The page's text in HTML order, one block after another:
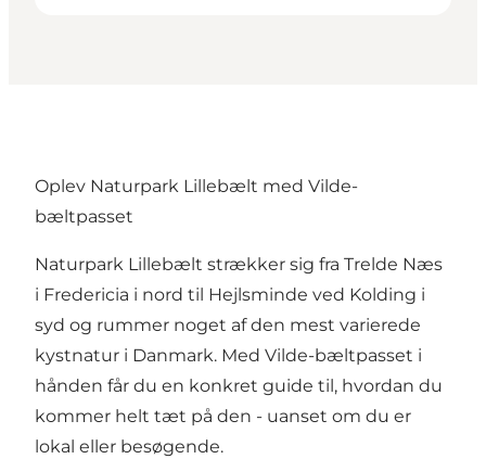
Oplev Naturpark Lillebælt med Vilde-
bæltpasset
Naturpark Lillebælt strækker sig fra Trelde Næs
i Fredericia i nord til Hejlsminde ved Kolding i
syd og rummer noget af den mest varierede
kystnatur i Danmark. Med Vilde-bæltpasset i
hånden får du en konkret guide til, hvordan du
kommer helt tæt på den - uanset om du er
lokal eller besøgende.